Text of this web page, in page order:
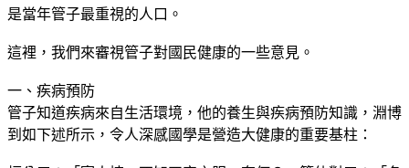
是當年管子最重視的人口。
這裡，我們來審視管子對國民健康的一些意見。
一、疾病預防
管子知道疾病來自生活環境，他的養生與疾病預防知識，淵博
到如下述所示，令人深感國學是營造大健康的重要基柱：